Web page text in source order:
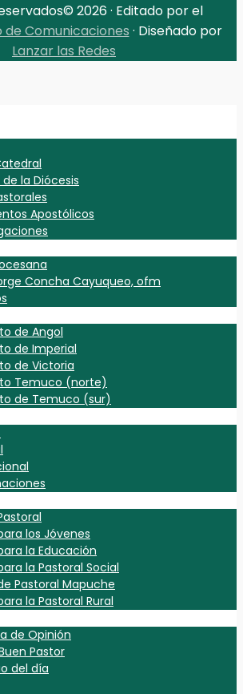
2026 · Editado por el
Comunicaciones · Diseñado por
Lanzar las Redes
la Diócesis
Apostólicos
Concha Cayuqueo, ofm
de Angol
de Imperial
de Victoria
Temuco (norte)
de Temuco (sur)
los Jóvenes
la Educación
la Pastoral Social
Pastoral Mapuche
la Pastoral Rural
de Opinión
Pastor
del día